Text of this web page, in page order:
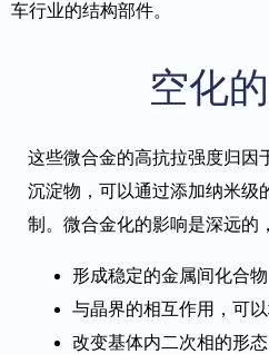
车行业的结构部件。
空化
这些微合金的高抗拉强度归因
沉淀物，可以通过添加纳米级
制。微合金化的影响是深远的
形成稳定的金属间化合
与晶界的相互作用，可
改变基体内二次相的形